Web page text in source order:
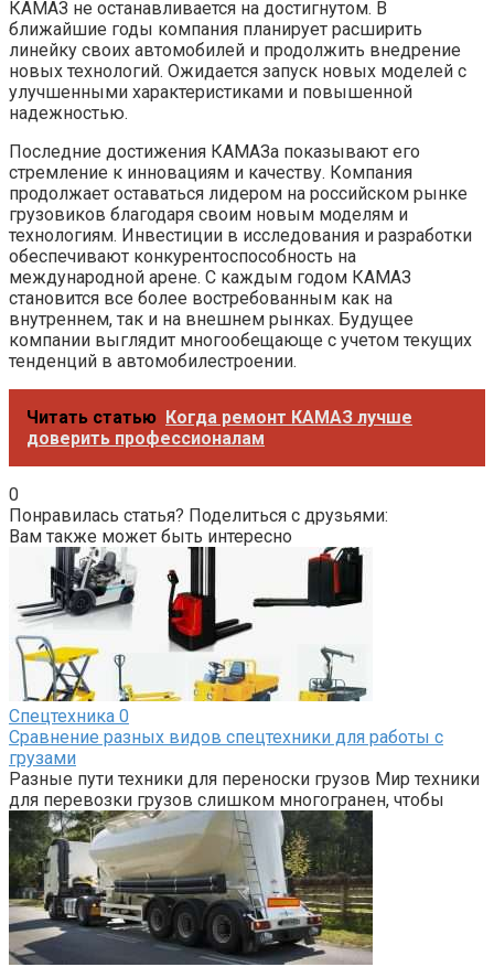
КАМАЗ не останавливается на достигнутом. В
ближайшие годы компания планирует расширить
линейку своих автомобилей и продолжить внедрение
новых технологий. Ожидается запуск новых моделей с
улучшенными характеристиками и повышенной
надежностью.
Последние достижения КАМАЗа показывают его
стремление к инновациям и качеству. Компания
продолжает оставаться лидером на российском рынке
грузовиков благодаря своим новым моделям и
технологиям. Инвестиции в исследования и разработки
обеспечивают конкурентоспособность на
международной арене. С каждым годом КАМАЗ
становится все более востребованным как на
внутреннем, так и на внешнем рынках. Будущее
компании выглядит многообещающе с учетом текущих
тенденций в автомобилестроении.
Читать статью Когда ремонт КАМАЗ лучше
доверить профессионалам
0
Понравилась статья? Поделиться с друзьями:
Вам также может быть интересно
Спецтехника 0
Сравнение разных видов спецтехники для работы с
грузами
Разные пути техники для переноски грузов Мир техники
для перевозки грузов слишком многогранен, чтобы